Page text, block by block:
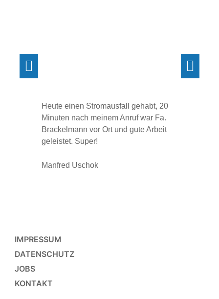
Heute einen Stromausfall gehabt, 20
Minuten nach meinem Anruf war Fa.
Brackelmann vor Ort und gute Arbeit
geleistet. Super!
Manfred Uschok
IMPRESSUM
DATENSCHUTZ
JOBS
KONTAKT